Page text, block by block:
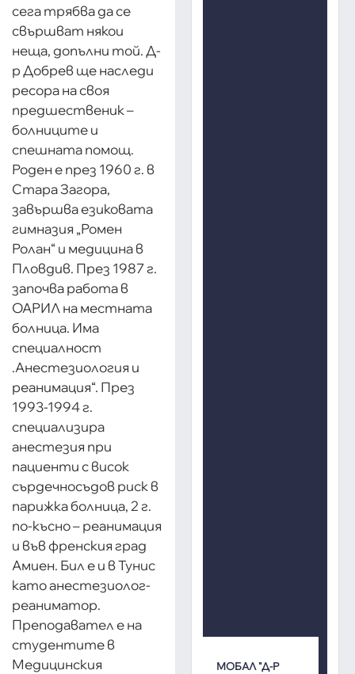
сега трябва да се
свършват някои
неща, допълни той. Д-
р Добрев ще наследи
ресора на своя
предшественик –
болниците и
спешната помощ.
Роден е през 1960 г. в
Стара Загора,
завършва езиковата
гимназия „Ромен
Ролан“ и медицина в
Пловдив. През 1987 г.
започва работа в
ОАРИЛ на местната
болница. Има
специалност
.Анестезиология и
реанимация“. През
1993-1994 г.
специализира
анестезия при
пациенти с висок
сърдечносъдов риск в
парижка болница, 2 г.
по-късно – реанимация
и във френския град
Амиен. Бил е и в Тунис
като анестезиолог-
реаниматор.
Преподавател е на
студентите в
Медицинския
МОБАЛ "Д-Р